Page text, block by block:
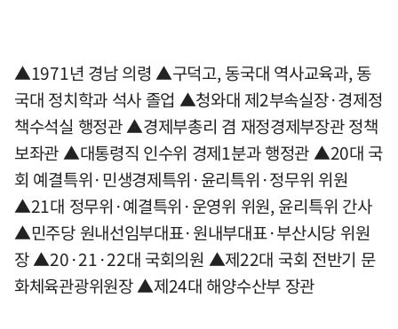
▲1971년 경남 의령 ▲구덕고, 동국대 역사교육과, 동
국대 정치학과 석사 졸업 ▲청와대 제2부속실장·경제정
책수석실 행정관 ▲경제부총리 겸 재정경제부장관 정책
보좌관 ▲대통령직 인수위 경제1분과 행정관 ▲20대 국
회 예결특위·민생경제특위·윤리특위·정무위 위원
▲21대 정무위·예결특위·운영위 위원, 윤리특위 간사
▲민주당 원내선임부대표·원내부대표·부산시당 위원
장 ▲20·21·22대 국회의원 ▲제22대 국회 전반기 문
화체육관광위원장 ▲제24대 해양수산부 장관